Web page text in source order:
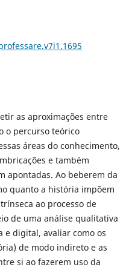
as aproximações entre
o percurso teórico
áreas do conhecimento,
e também
apontadas. Ao beberem da
quanto a história impõem
ao processo de
de uma análise qualitativa
e digital, avaliar como os
de modo indireto e as
si ao fazerem uso da